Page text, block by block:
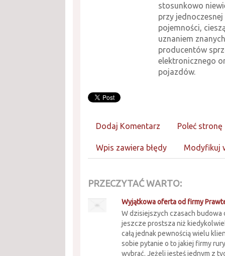
stosunkowo
przy jednoczesnej
pojemności,
uznaniem znanych
producentów
elektronicznego
pojazdów.
Dodaj Komentarz Poleć stronę
Wpis zawiera błędy Modyfikuj
PRZECZYTAĆ WARTO:
Wyjątkowa oferta od firmy
W dzisiejszych czasach budowa
jeszcze prostsza niż
całą jednak pewnością wielu
sobie pytanie o to jakiej firmy
wybrać. Jeżeli jesteś jednym z